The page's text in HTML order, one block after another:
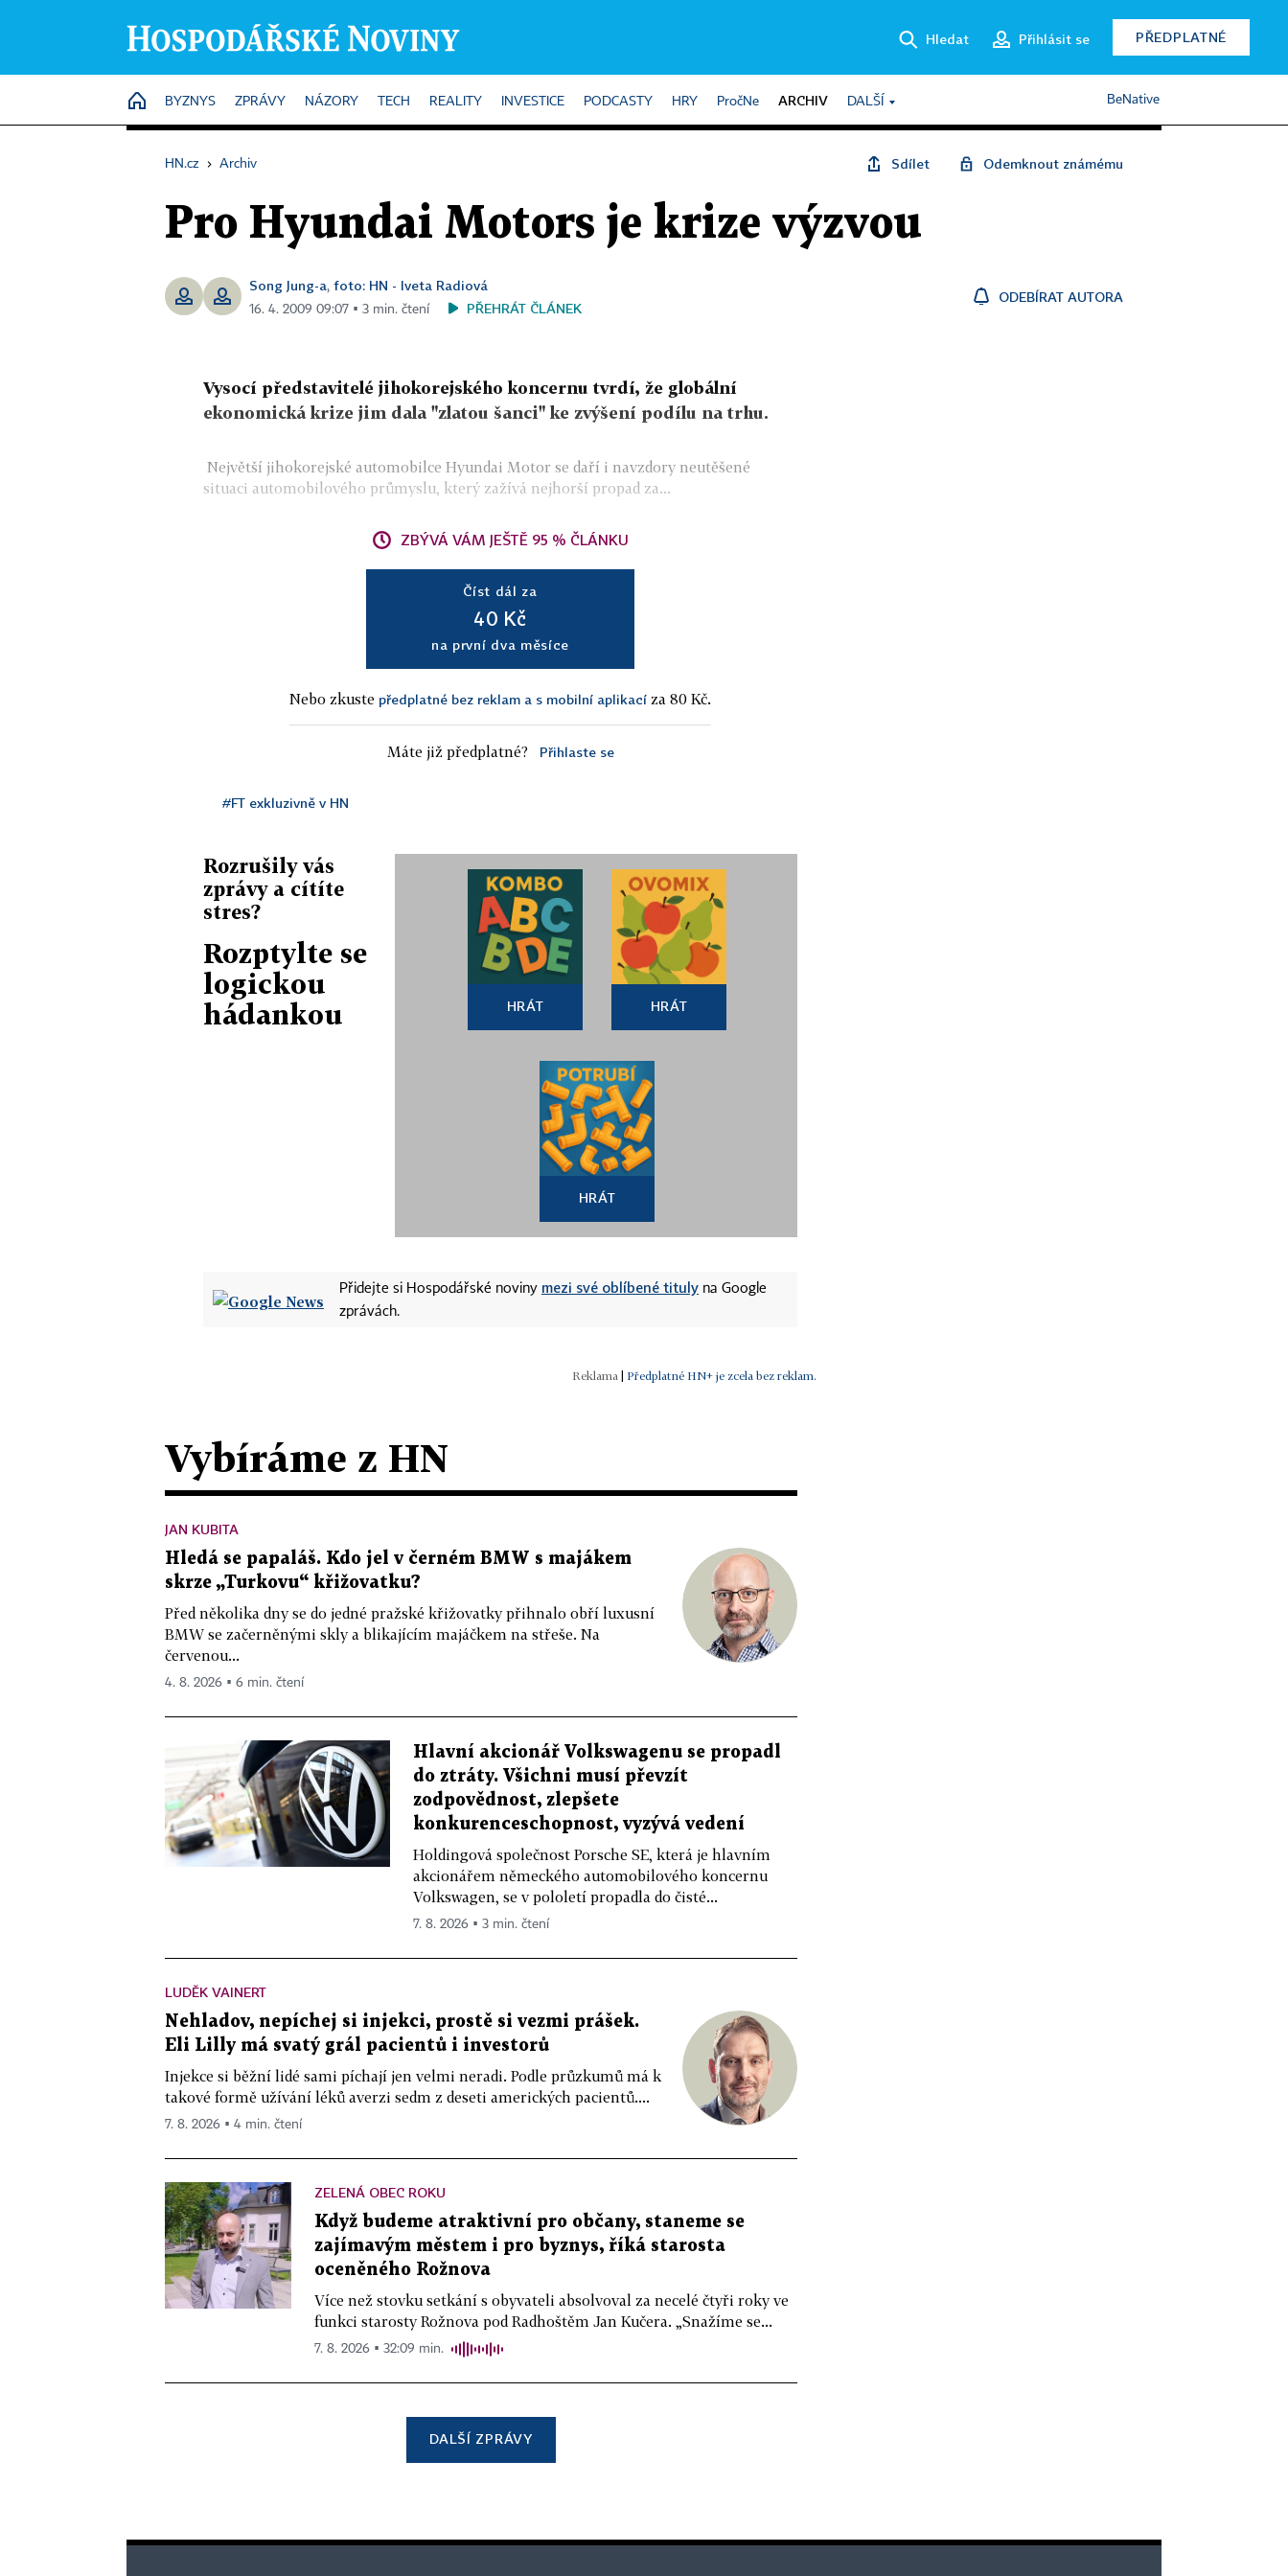
Hledat Přihlásit se PŘEDPLATNÉ
HOME
BYZNYS ZPRÁVY NÁZORY TECH REALITY INVESTICE PODCASTY HRY PročNe ARCHIV DALŠÍ BeNative
HN.cz › Archiv Sdílet Odemknout známému
Pro Hyundai Motors je krize výzvou
Song Jung-a, foto: HN - Iveta Radiová
16. 4. 2009 09:07 ▪ 3 min. čtení PŘEHRÁT ČLÁNEK
ODEBÍRAT AUTORA
Vysocí představitelé jihokorejského koncernu tvrdí, že globální
ekonomická krize jim dala "zlatou šanci" ke zvýšení podílu na trhu.
Největší jihokorejské automobilce Hyundai Motor se daří i navzdory neutěšené
situaci automobilového průmyslu, který zažívá nejhorší propad za...
ZBÝVÁ VÁM JEŠTĚ 95 % ČLÁNKU
Číst dál za
40 Kč
na první dva měsíce
Nebo zkuste předplatné bez reklam a s mobilní aplikací za 80 Kč.
Máte již předplatné? Přihlaste se
#FT exkluzivně v HN
Rozrušily vás
zprávy a cítíte
stres?
Rozptylte se
logickou
hádankou
HRÁT HRÁT
HRÁT
Přidejte si Hospodářské noviny mezi své oblíbené tituly na Google
zprávách.
Předplatné HN+ je zcela bez reklam.
Vybíráme z HN
JAN KUBITA
Hledá se papaláš. Kdo jel v černém BMW s majákem
skrze „Turkovu“ křižovatku?
Před několika dny se do jedné pražské křižovatky přihnalo obří luxusní
BMW se začerněnými skly a blikajícím majáčkem na střeše. Na
červenou...
4. 8. 2026 ▪ 6 min. čtení
Hlavní akcionář Volkswagenu se propadl
do ztráty. Všichni musí převzít
zodpovědnost, zlepšete
konkurenceschopnost, vyzývá vedení
Holdingová společnost Porsche SE, která je hlavním
akcionářem německého automobilového koncernu
Volkswagen, se v pololetí propadla do čisté...
7. 8. 2026 ▪ 3 min. čtení
LUDĚK VAINERT
Nehladov, nepíchej si injekci, prostě si vezmi prášek.
Eli Lilly má svatý grál pacientů i investorů
Injekce si běžní lidé sami píchají jen velmi neradi. Podle průzkumů má k
takové formě užívání léků averzi sedm z deseti amerických pacientů....
7. 8. 2026 ▪ 4 min. čtení
ZELENÁ OBEC ROKU
Když budeme atraktivní pro občany, staneme se
zajímavým městem i pro byznys, říká starosta
oceněného Rožnova
Více než stovku setkání s obyvateli absolvoval za necelé čtyři roky ve
funkci starosty Rožnova pod Radhoštěm Jan Kučera. „Snažíme se...
7. 8. 2026 ▪ 32:09 min.
DALŠÍ ZPRÁVY